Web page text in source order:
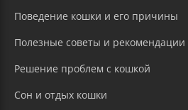
Поведение кошки и его причины
Полезные советы и рекомендации
Решение проблем с кошкой
Сон и отдых кошки